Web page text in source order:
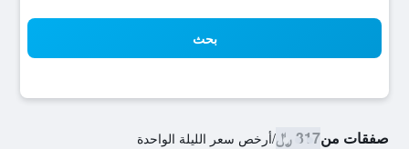
بحث
صفقات من317 ﷼ /أرخص سعر الليلة الواحدة